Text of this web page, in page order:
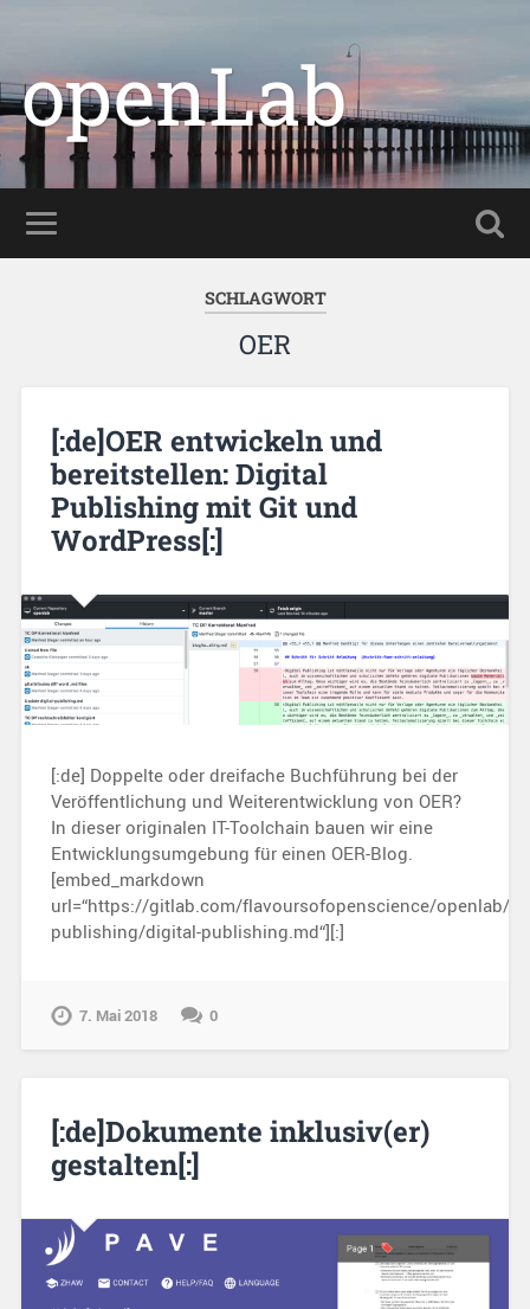
openLab
SCHLAGWORT
OER
[:de]OER entwickeln und
bereitstellen: Digital
Publishing mit Git und
WordPress[:]
[:de] Doppelte oder dreifache Buchführung bei der
Veröffentlichung und Weiterentwicklung von OER?
In dieser originalen IT-Toolchain bauen wir eine
Entwicklungsumgebung für einen OER-Blog.
[embed_markdown
url=“https://gitlab.com/flavoursofopenscience/openlab/
publishing/digital-publishing.md“][:]
7. Mai 2018 0
[:de]Dokumente inklusiv(er)
gestalten[:]